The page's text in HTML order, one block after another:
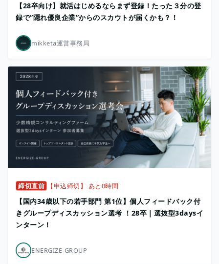
【28卒向け】就活はじめるならまず登録！たった３分の登
録で”隠れ優良企業”からのスカウトが届くかも？！
mikketa運営事務局
締切直前 【申込締切】 あと0時間
【国内34歳以下の若手部門 第1位】個人フィードバック付
きグループディスカッション選考 ！28卒｜選抜型3daysイ
ンターン！
ENERGIZE-GROUP